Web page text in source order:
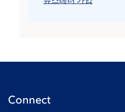
Connect